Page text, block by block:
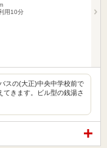
用10分
スの(大正)中央中学校前で
てきます。ビル型の銭湯さ